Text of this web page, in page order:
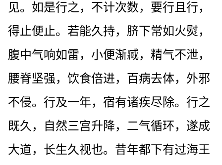
见。如是行之，不计次数，要行且行，
得止便止。若能久持，脐下常如火熨，
腹中气响如雷，小便渐臧，精气不泄，
腰脊坚强，饮食倍进，百病去体，外邪
不侵。行及一年，宿有诸疾尽除。行之
既久，自然三宫升降，二气循环，遂成
大道，长生久视也。昔年都下有过海王